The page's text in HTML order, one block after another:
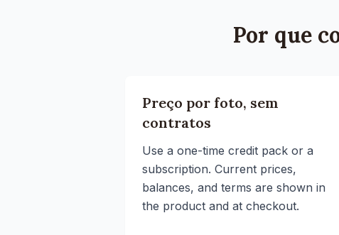
Por que
Preço por foto, sem
contratos
Use a one-time credit pack or a
subscription. Current prices,
balances, and terms are shown in
the product and at checkout.